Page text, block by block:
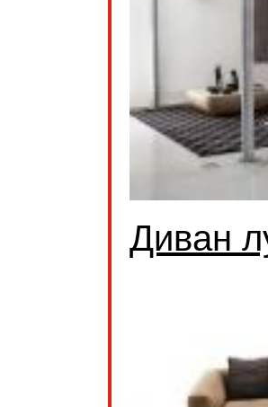
Диван